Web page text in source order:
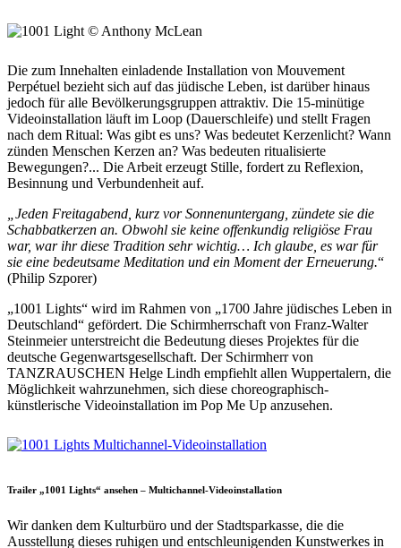
Die zum Innehalten einladende Installation von Mouvement
Perpétuel bezieht sich auf das jüdische Leben, ist darüber hinaus
jedoch für alle Bevölkerungsgruppen attraktiv. Die 15-minütige
Videoinstallation läuft im Loop (Dauerschleife) und stellt Fragen
nach dem Ritual: Was gibt es uns? Was bedeutet Kerzenlicht? Wann
zünden Menschen Kerzen an? Was bedeuten ritualisierte
Bewegungen?... Die Arbeit erzeugt Stille, fordert zu Reflexion,
Besinnung und Verbundenheit auf.
„Jeden Freitagabend, kurz vor Sonnenuntergang, zündete sie die
Schabbatkerzen an. Obwohl sie keine offenkundig religiöse Frau
war, war ihr diese Tradition sehr wichtig… Ich glaube, es war für
sie eine bedeutsame Meditation und ein Moment der Erneuerung.“
(Philip Szporer)
„1001 Lights“ wird im Rahmen von „1700 Jahre jüdisches Leben in
Deutschland“ gefördert. Die Schirmherrschaft von Franz-Walter
Steinmeier unterstreicht die Bedeutung dieses Projektes für die
deutsche Gegenwartsgesellschaft. Der Schirmherr von
TANZRAUSCHEN Helge Lindh empfiehlt allen Wuppertalern, die
Möglichkeit wahrzunehmen, sich diese choreographisch-
künstlerische Videoinstallation im Pop Me Up anzusehen.
Trailer „1001 Lights“ ansehen – Multichannel-Videoinstallation
Wir danken dem Kulturbüro und der Stadtsparkasse, die die
Ausstellung dieses ruhigen und entschleunigenden Kunstwerkes in